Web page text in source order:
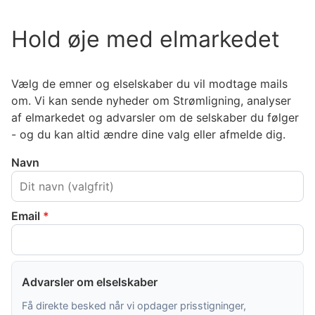
Hold øje med elmarkedet
Vælg de emner og elselskaber du vil modtage mails
om. Vi kan sende nyheder om Strømligning, analyser
af elmarkedet og advarsler om de selskaber du følger
- og du kan altid ændre dine valg eller afmelde dig.
Navn
Email *
Advarsler om elselskaber
Få direkte besked når vi opdager prisstigninger,